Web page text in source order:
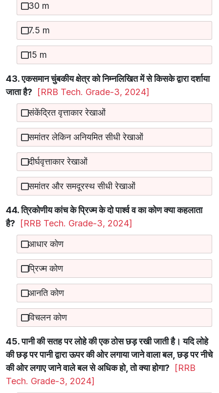
30 m
7.5 m
15 m
43. एकसमान चुंबकीय क्षेत्र को निम्नलिखित में से किसके द्वारा दर्शाया
जाता है?
[RRB Tech. Grade-3, 2024]
संकेंद्रित वृत्ताकार रेखाओं
समांतर लेकिन अनियमित सीधी रेखाओं
दीर्घवृत्ताकार रेखाओं
समांतर और समदूरस्थ सीधी रेखाओं
44. त्रिकोणीय कांच के प्रिज्म के दो पार्श्व व का कोण क्या कहलाता
है?
[RRB Tech. Grade-3, 2024]
आधार कोण
प्रिज्म कोण
आनति कोण
विचलन कोण
45. पानी की सतह पर लोहे की एक ठोस छड़ रखी जाती है। यदि लोहे
की छड़ पर पानी द्वारा ऊपर की ओर लगाया जाने वाला बल, छड़ पर नीचे
की ओर लगाए जाने वाले बल से अधिक हो, तो क्या होगा?
[RRB
Tech. Grade-3, 2024]